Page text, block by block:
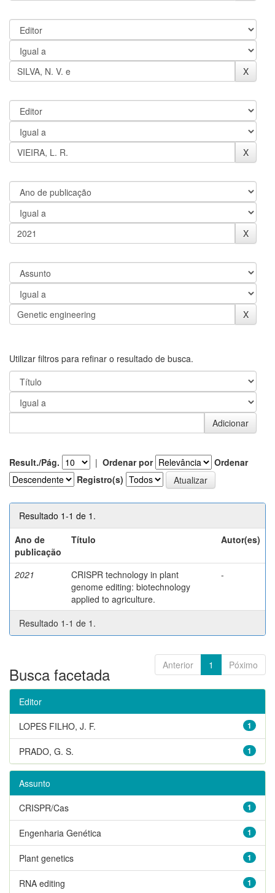
Utilizar filtros para refinar o resultado de busca.
Result./Pág. | Ordenar por
Ordenar
Registro(s)
Resultado 1-1 de 1.
Ano de
publicação
Título Autor(es)
2021
CRISPR technology in plant
genome editing: biotechnology
applied to agriculture.
-
Resultado 1-1 de 1.
Anterior 1 Póximo
Busca facetada
Editor
1
LOPES FILHO, J. F.
1
PRADO, G. S.
Assunto
1
CRISPR/Cas
1
Engenharia Genética
1
Plant genetics
1
RNA editing